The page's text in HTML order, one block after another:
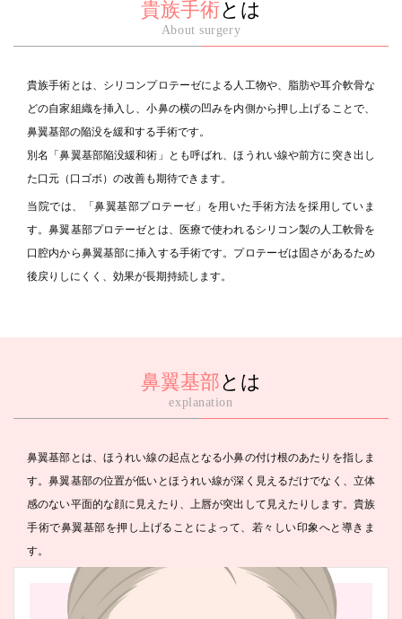
貴族手術とは
About surgery
貴族手術とは、シリコンプロテーゼによる人工物や、脂肪や耳介軟骨な
どの自家組織を挿入し、小鼻の横の凹みを内側から押し上げることで、
鼻翼基部の陥没を緩和する手術です。
別名「鼻翼基部陥没緩和術」とも呼ばれ、ほうれい線や前方に突き出し
た口元（口ゴボ）の改善も期待できます。
当院では、「鼻翼基部プロテーゼ」を用いた手術方法を採用していま
す。鼻翼基部プロテーゼとは、医療で使われるシリコン製の人工軟骨を
口腔内から鼻翼基部に挿入する手術です。プロテーゼは固さがあるため
後戻りしにくく、効果が長期持続します。
鼻翼基部とは
explanation
鼻翼基部とは、ほうれい線の起点となる小鼻の付け根のあたりを指しま
す。鼻翼基部の位置が低いとほうれい線が深く見えるだけでなく、立体
感のない平面的な顔に見えたり、上唇が突出して見えたりします。貴族
手術で鼻翼基部を押し上げることによって、若々しい印象へと導きま
す。